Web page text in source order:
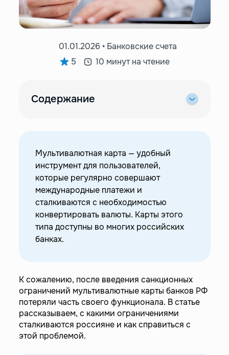
01.01.2026 • Банковские счета
5
10 минут на чтение
Содержание
— Где в России открыть мультивалютную
карту?
Сбер
— Т-Банк
Ограничения российских мультивалютных
карт
—Мультивалютные счета для международных
платежей
Мультивалютная карта — удобный
инструмент для пользователей,
которые регулярно совершают
международные платежи и
сталкиваются с необходимостью
конвертировать валюты. Карты этого
типа доступны во многих российских
банках.
К сожалению, после введения санкционных
ограничений мультивалютные карты банков РФ
потеряли часть своего функционала. В статье
рассказываем, с какими ограничениями
сталкиваются россияне и как справиться с
этой проблемой.